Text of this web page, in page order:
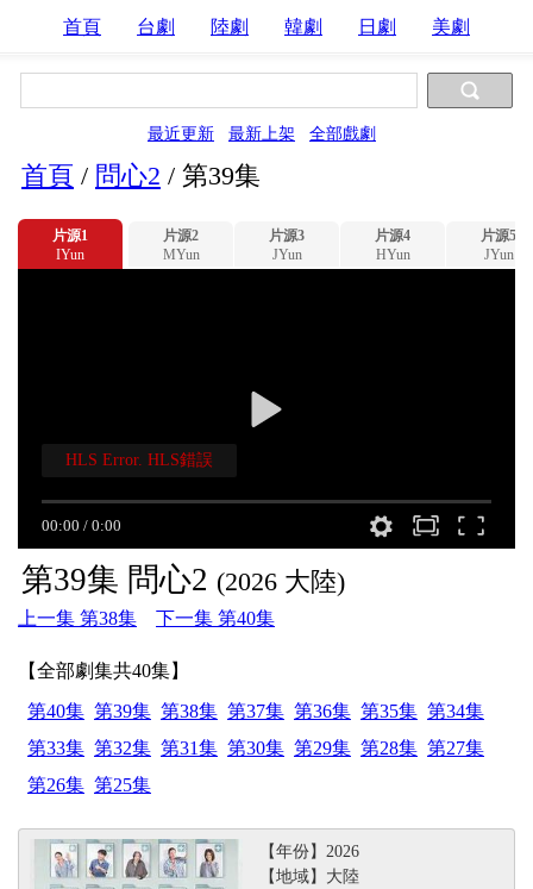
首頁 台劇 陸劇 韓劇 日劇 美劇
最近更新 最新上架 全部戲劇
首頁 / 問心2 / 第39集
片源1
IYun
片源2
MYun
片源3
JYun
片源4
HYun
片源5
JYun
00:00 / 0:00
HLS Error. HLS錯誤
第39集 問心2 (2026 大陸)
上一集 第38集 下一集 第40集
【全部劇集共40集】
第40集 第39集 第38集 第37集 第36集 第35集 第34集
第33集 第32集 第31集 第30集 第29集 第28集 第27集
第26集 第25集
【年份】2026
【地域】大陸